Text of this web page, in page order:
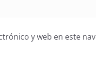
y web en este